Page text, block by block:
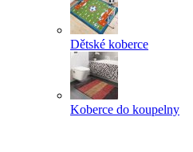
Dětské koberce
Koberce do koupelny